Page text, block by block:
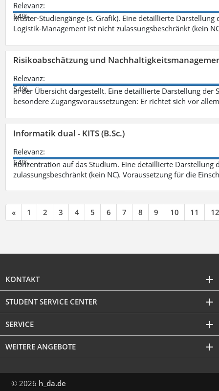
Relevanz:
54%
Master-Studiengänge (s. Grafik). Eine detaillierte
Logistik-Management ist nicht zulassungsbeschränkt (kein
Risikoabschätzung und
Relevanz:
54%
in der Übersicht dargestellt. Eine detaillierte Darstellung der
besondere Zugangsvoraussetzungen: Er richtet sich vor
Informatik dual - KITS (B.Sc.)
Relevanz:
54%
Konzentration auf das Studium. Eine detaillierte
zulassungsbeschränkt (kein NC). Voraussetzung für die
« 1 2 3 4 5 6 7 8 9 10 11 12
KONTAKT
STUDENT SERVICE CENTER
SERVICE
WEITERE ANGEBOTE
© 2026 h_da.de